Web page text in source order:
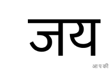
आपकी